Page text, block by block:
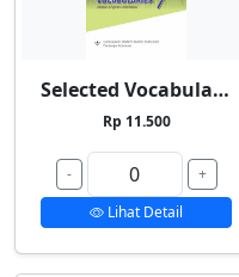
Selected Vocabularies 1
Rp 11.500
-
+
Lihat Detail